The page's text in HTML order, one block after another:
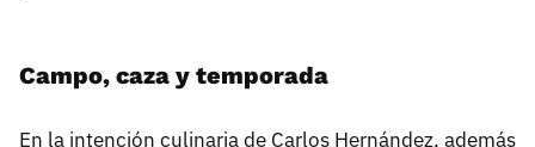
Campo, caza y temporada
En la intención culinaria de Carlos Hernández, además